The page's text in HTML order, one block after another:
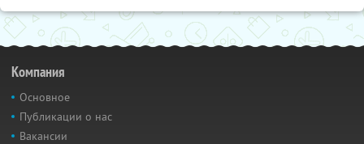
Компания
Основное
Публикации о нас
Вакансии